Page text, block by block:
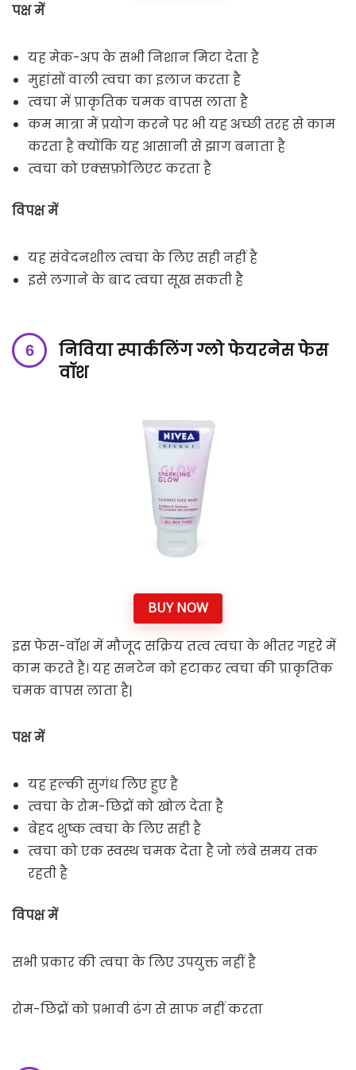
पक्ष में
यह मेक-अप के सभी निशान मिटा देता है
मुहांसों वाली त्वचा का इलाज करता है
त्वचा में प्राकृतिक चमक वापस लाता है
कम मात्रा में प्रयोग करने पर भी यह अच्छी तरह से काम
करता है क्योंकि यह आसानी से झाग बनाता है
त्वचा को एक्सफ़ोलिएट करता है
विपक्ष में
यह संवेदनशील त्वचा के लिए सही नहीं है
इसे लगाने के बाद त्वचा सूख सकती है
निविया स्पार्कलिंग ग्लो फेयरनेस फेस
वॉश
BUY NOW
इस फेस-वॉश में मौजूद सक्रिय तत्व त्वचा के भीतर गहरे में
काम करते हैं। यह सनटेन को हटाकर त्वचा की प्राकृतिक
चमक वापस लाता है|
पक्ष में
यह हल्की सुगंध लिए हुए है
त्वचा के रोम-छिद्रों को खोल देता है
बेहद शुष्क त्वचा के लिए सही है
त्वचा को एक स्वस्थ चमक देता है जो लंबे समय तक
रहती है
विपक्ष में
सभी प्रकार की त्वचा के लिए उपयुक्त नहीं है
रोम-छिद्रों को प्रभावी ढंग से साफ नहीं करता